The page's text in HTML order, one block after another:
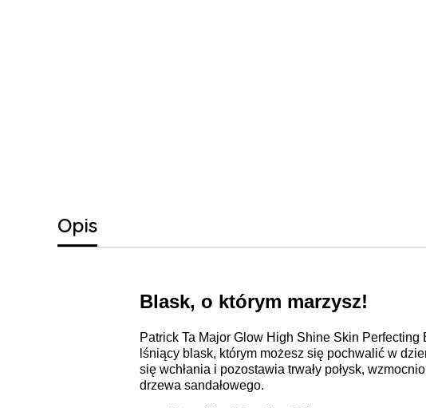
Opis
Blask, o którym marzysz!
Patrick Ta Major Glow High Shine Skin Perfecting
lśniący blask, którym możesz się pochwalić w
się wchłania i pozostawia trwały połysk,
drzewa sandałowego.